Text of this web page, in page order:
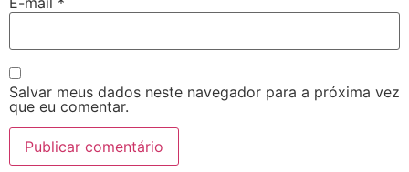
Salvar meus dados neste navegador para a próxima vez
que eu comentar.